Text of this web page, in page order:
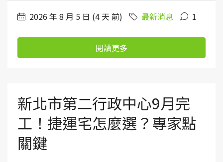
2026 年 8 月 5 日 (4 天 前) 最新消息 1
閱讀更多
新北市第二行政中心9月完
工！捷運宅怎麼選？專家點
關鍵